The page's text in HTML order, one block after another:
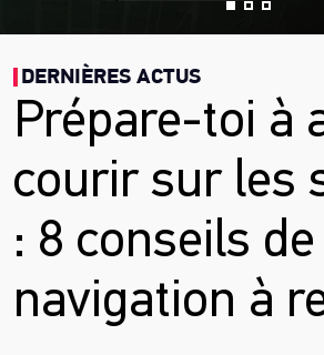
DERNIÈRES ACTUS
Prépare-toi à
courir sur les
: 8 conseils de
navigation à